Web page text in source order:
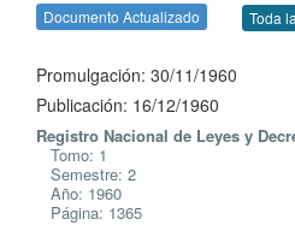
Documento Actualizado Toda
Promulgación: 30/11/1960
Publicación: 16/12/1960
Registro Nacional de Leyes y
Tomo: 1
Semestre: 2
Año: 1960
Página: 1365